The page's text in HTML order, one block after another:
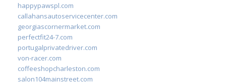
happypawspl.com
callahansautoservicecenter.com
georgiascornermarket.com
perfectfit24-7.com
portugalprivatedriver.com
von-racer.com
coffeeshopcharleston.com
salon104mainstreet.com